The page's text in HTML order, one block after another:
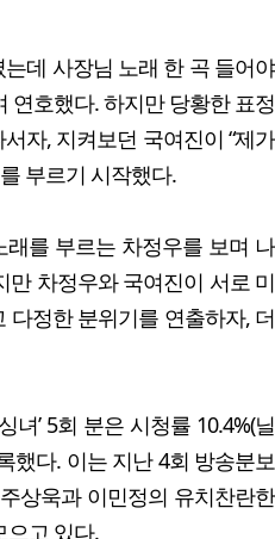
데 사장님 노래 한 곡 들어야
연호했다. 하지만 당황한 표정
자, 지켜보던 국여진이 “제가
부르기 시작했다.
를 부르는 차정우를 보며 나
만 차정우와 국여진이 서로 미
다정한 분위기를 연출하자, 더
녀’ 5회 분은 시청률 10.4%(닐
했다. 이는 지난 4회 방송분보
상욱과 이민정의 유치찬란한
으고 있다.